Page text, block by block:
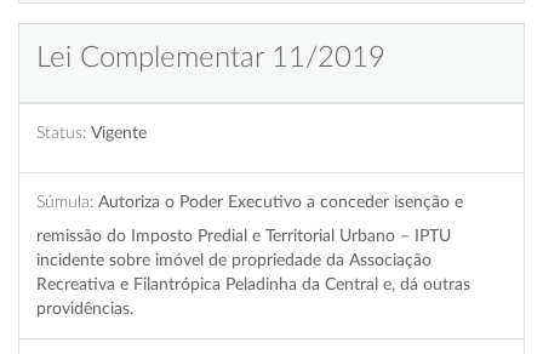
Lei Complementar 11/2019
Status: Vigente
Súmula: Autoriza o Poder Executivo a conceder isenção e
remissão do Imposto Predial e Territorial Urbano – IPTU
incidente sobre imóvel de propriedade da Associação
Recreativa e Filantrópica Peladinha da Central e, dá outras
providências.